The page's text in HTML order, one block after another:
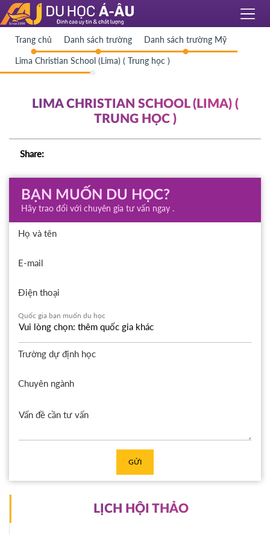
Trang chủ Danh sách trường Danh sách trường Mỹ
Lima Christian School (Lima) ( Trung học )
LIMA CHRISTIAN SCHOOL (LIMA) (
TRUNG HỌC )
Share:
BẠN MUỐN DU HỌC?
Hãy trao đổi với chuyên gia tư vấn ngay .
Họ và tên
E-mail
Điện thoại
Quốc gia bạn muốn du học
Trường dự định học
Chuyên ngành
GỬI
LỊCH HỘI THẢO